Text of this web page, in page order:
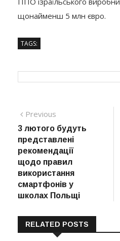
щонайменш 5 млн євро.
TAGS:
Навігація
записів
Previous
post:
3 лютого будуть
представлені
рекомендації
щодо правил
використання
смартфонів у
школах Польщі
RELATED POSTS